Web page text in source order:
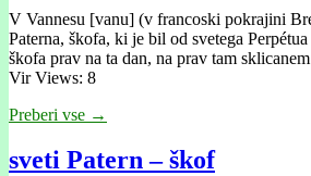
V Vannesu [vanu] (v francoski pokrajini
Paterna, škofa, ki je bil od svetega
škofa prav na ta dan, na prav tam
Vir Views: 8
Preberi vse →
sveti Patern – škof